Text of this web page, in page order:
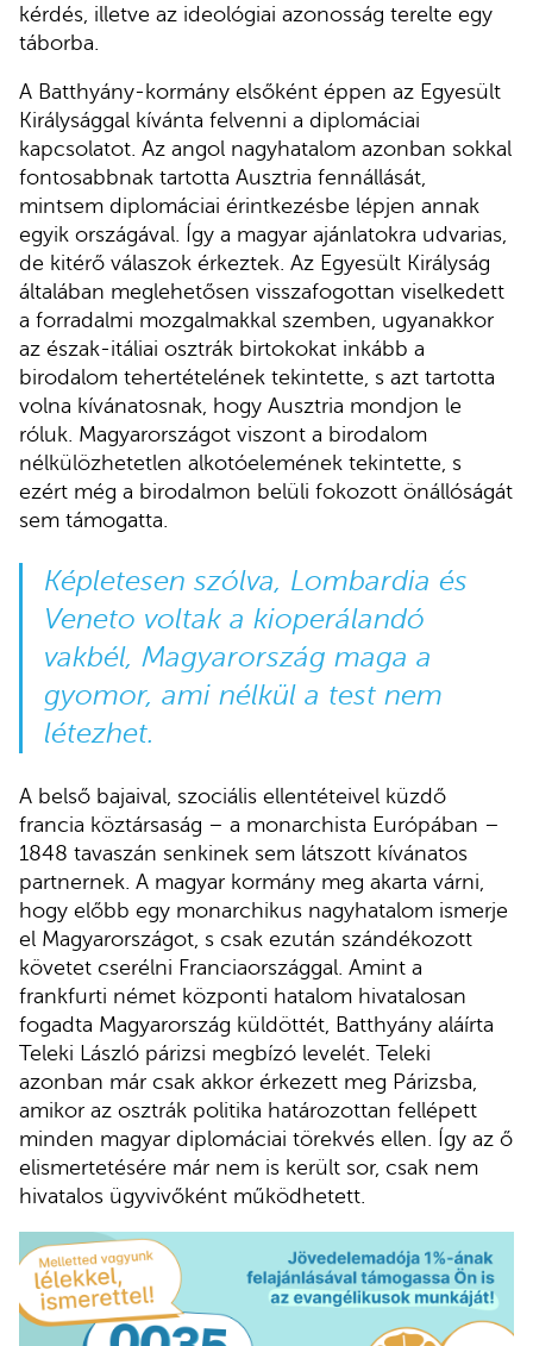
kérdés, illetve az ideológiai azonosság terelte egy
táborba.
A Batthyány-kormány elsőként éppen az Egyesült
Királysággal kívánta felvenni a diplomáciai
kapcsolatot. Az angol nagyhatalom azonban sokkal
fontosabbnak tartotta Ausztria fennállását,
mintsem diplomáciai érintkezésbe lépjen annak
egyik országával. Így a magyar ajánlatokra udvarias,
de kitérő válaszok érkeztek. Az Egyesült Királyság
általában meglehetősen visszafogottan viselkedett
a forradalmi mozgalmakkal szemben, ugyanakkor
az észak-itáliai osztrák birtokokat inkább a
birodalom tehertételének tekintette, s azt tartotta
volna kívánatosnak, hogy Ausztria mondjon le
róluk. Magyarországot viszont a birodalom
nélkülözhetetlen alkotóelemének tekintette, s
ezért még a birodalmon belüli fokozott önállóságát
sem támogatta.
Képletesen szólva, Lombardia és
Veneto voltak a kioperálandó
vakbél, Magyarország maga a
gyomor, ami nélkül a test nem
létezhet.
A belső bajaival, szociális ellentéteivel küzdő
francia köztársaság – a monarchista Európában –
1848 tavaszán senkinek sem látszott kívánatos
partnernek. A magyar kormány meg akarta várni,
hogy előbb egy monarchikus nagyhatalom ismerje
el Magyarországot, s csak ezután szándékozott
követet cserélni Franciaországgal. Amint a
frankfurti német központi hatalom hivatalosan
fogadta Magyarország küldöttét, Batthyány aláírta
Teleki László párizsi megbízó levelét. Teleki
azonban már csak akkor érkezett meg Párizsba,
amikor az osztrák politika határozottan fellépett
minden magyar diplomáciai törekvés ellen. Így az ő
elismertetésére már nem is került sor, csak nem
hivatalos ügyvivőként működhetett.